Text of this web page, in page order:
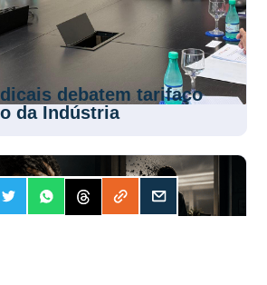
debatem tarifaço
da Indústria